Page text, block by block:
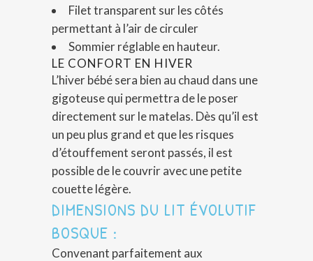
Filet transparent sur les côtés
permettant à l’air de circuler
Sommier réglable en hauteur.
LE CONFORT EN HIVER
L’hiver bébé sera bien au chaud dans une
gigoteuse qui permettra de le poser
directement sur le matelas. Dès qu’il est
un peu plus grand et que les risques
d’étouffement seront passés, il est
possible de le couvrir avec une petite
couette légère.
DIMENSIONS DU LIT ÉVOLUTIF
BOSQUE :
Convenant parfaitement aux